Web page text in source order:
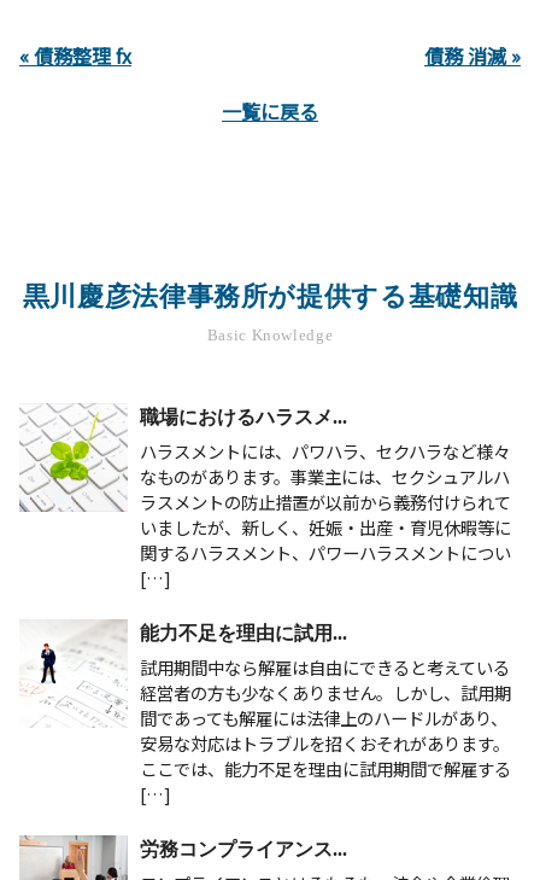
« 債務整理 fx
債務 消滅 »
一覧に戻る
黒川慶彦法律事務所が提供する基礎知識
Basic Knowledge
職場におけるハラスメ...
ハラスメントには、パワハラ、セクハラなど様々
なものがあります。事業主には、セクシュアルハ
ラスメントの防止措置が以前から義務付けられて
いましたが、新しく、妊娠・出産・育児休暇等に
関するハラスメント、パワーハラスメントについ
[…]
能力不足を理由に試用...
試用期間中なら解雇は自由にできると考えている
経営者の方も少なくありません。しかし、試用期
間であっても解雇には法律上のハードルがあり、
安易な対応はトラブルを招くおそれがあります。
ここでは、能力不足を理由に試用期間で解雇する
[…]
労務コンプライアンス...